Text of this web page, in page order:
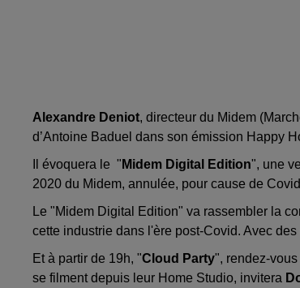
Alexandre Deniot, directeur du Midem
d’Antoine Baduel dans son émission Happy
Il évoquera le " Midem Digital Edition", une
2020 du Midem, annulée, pour cause de
Le "Midem Digital Edition" va rassembler la
cette industrie dans l'ère post-Covid. Avec
Et à partir de 19h, "Cloud Party", rendez-
se filment depuis leur Home Studio, invitera